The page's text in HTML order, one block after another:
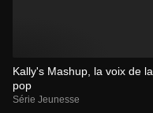
Kally's Mashup, la voix de la
pop
Série Jeunesse